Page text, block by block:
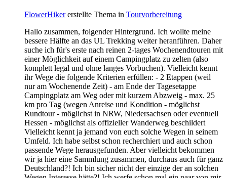
FlowerHikererstellte Thema in Tourvorbereitung
Hallo zusammen, folgender Hintergrund. Ich wollte meine
bessere Hälfte an das UL Trekking weiter heranführen. Daher
suche ich für's erste nach reinen 2-tages Wochenendtouren mit
einer Möglichkeit auf einem Campingplatz zu zelten (also
komplett legal und ohne langes Vorbuchen). Vielleicht kennt
ihr Wege die folgende Kriterien erfüllen: - 2 Etappen (weil
nur am Wochenende Zeit) - am Ende der Tagesetappe
Campingplatz am Weg oder mit kurzem Abzweig - max. 25
km pro Tag (wegen Anreise und Kondition - möglichst
Rundtour - möglichst in NRW, Niedersachsen oder eventuell
Hessen - möglichst als offizieller Wanderweg beschildert
Vielleicht kennt ja jemand von euch solche Wegen in seinem
Umfeld. Ich habe selbst schon recherchiert und auch schon
passende Wege herausgefunden. Aber vielleicht bekommen
wir ja hier eine Sammlung zusammen, durchaus auch für ganz
Deutschland?! Ich bin sicher nicht der einzige der an solchen